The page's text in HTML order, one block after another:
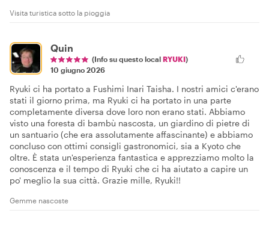
Visita turistica sotto la pioggia
Quin
(Info su questo local RYUKI)
10 giugno 2026
Ryuki ci ha portato a Fushimi Inari Taisha. I nostri amici c'erano
stati il giorno prima, ma Ryuki ci ha portato in una parte
completamente diversa dove loro non erano stati. Abbiamo
visto una foresta di bambù nascosta, un giardino di pietre di
un santuario (che era assolutamente affascinante) e abbiamo
concluso con ottimi consigli gastronomici, sia a Kyoto che
oltre. È stata un'esperienza fantastica e apprezziamo molto la
conoscenza e il tempo di Ryuki che ci ha aiutato a capire un
po' meglio la sua città. Grazie mille, Ryuki!!
Gemme nascoste